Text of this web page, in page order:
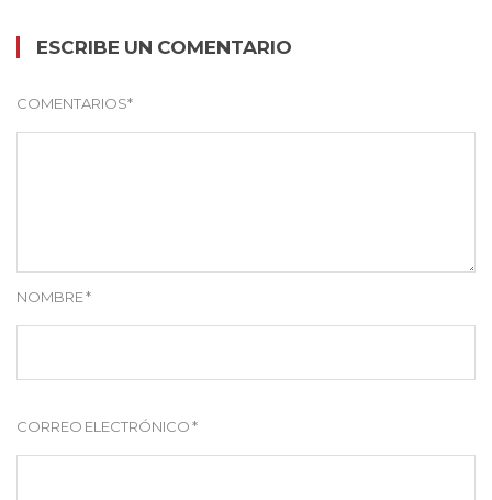
ESCRIBE UN COMENTARIO
COMENTARIOS*
NOMBRE*
CORREO ELECTRÓNICO*